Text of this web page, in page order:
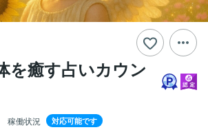
を癒す占いカウン
稼働状況 対応可能です